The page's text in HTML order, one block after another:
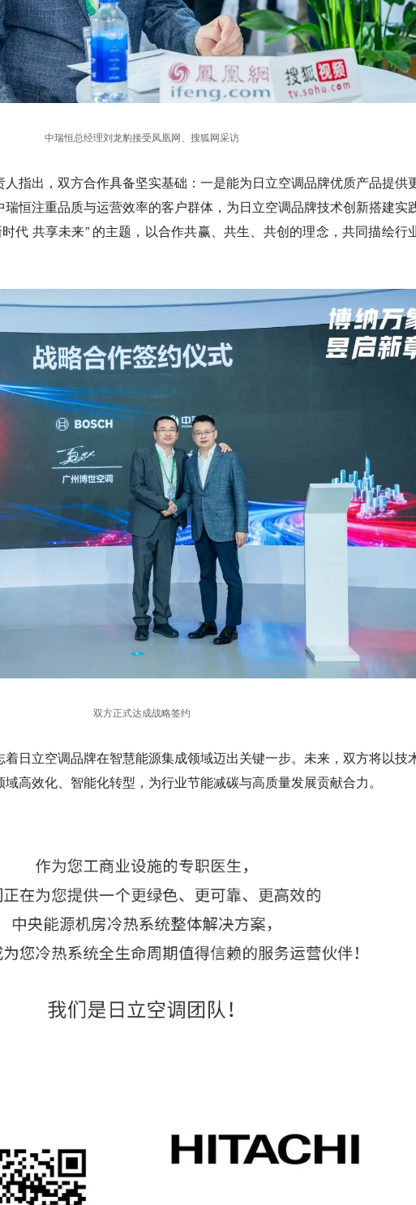
中瑞恒总经理刘龙豹接受凤凰网、搜狐网采访
指出，双方合作具备坚实基础：一是能为日立空调品牌优质产品提供
恒注重品质与运营效率的客户群体，为日立空调品牌技术创新搭建实
代 共享未来” 的主题，以合作共赢、共生、共创的理念，共同描绘行
双方正式达成战略签约
日立空调品牌在智慧能源集成领域迈出关键一步。未来，双方将以技
高效化、智能化转型，为行业节能减碳与高质量发展贡献合力。